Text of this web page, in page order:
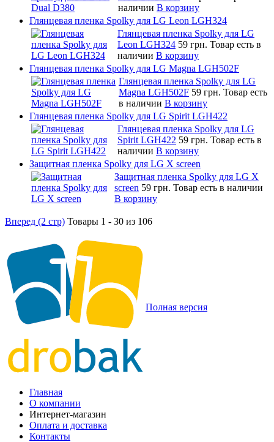
наличии В корзину
Глянцевая пленка Spolky для LG Leon LGH324
Глянцевая пленка Spolky для LG
Leon LGH324 59 грн. Товар есть в
наличии В корзину
Глянцевая пленка Spolky для LG Magna LGH502F
Глянцевая пленка Spolky для LG
Magna LGH502F 59 грн. Товар есть
в наличии В корзину
Глянцевая пленка Spolky для LG Spirit LGH422
Глянцевая пленка Spolky для LG
Spirit LGH422 59 грн. Товар есть в
наличии В корзину
Защитная пленка Spolky для LG X screen
Защитная пленка Spolky для LG X
screen 59 грн. Товар есть в наличии
В корзину
Вперед (2 стр) Товары 1 - 30 из 106
Полная версия
Главная
О компании
Интернет-магазин
Оплата и доставка
Контакты